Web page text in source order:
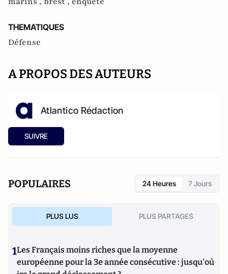
THEMATIQUES
Défense
A PROPOS DES AUTEURS
Atlantico Rédaction
SUIVRE
POPULAIRES 24 Heures 7 Jours
PLUS LUS PLUS PARTAGES
1Les Français moins riches que la moyenne
européenne pour la 3e année consécutive : jusqu'où